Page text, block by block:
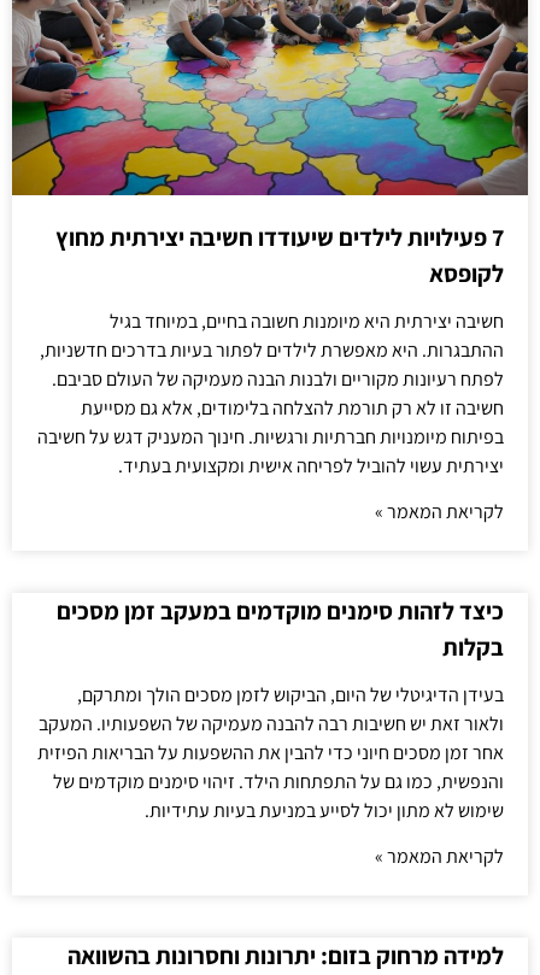
7 פעילויות לילדים שיעודדו חשיבה יצירתית מחוץ
לקופסא
חשיבה יצירתית היא מיומנות חשובה בחיים, במיוחד בגיל
ההתבגרות. היא מאפשרת לילדים לפתור בעיות בדרכים חדשניות,
לפתח רעיונות מקוריים ולבנות הבנה מעמיקה של העולם סביבם.
חשיבה זו לא רק תורמת להצלחה בלימודים, אלא גם מסייעת
בפיתוח מיומנויות חברתיות ורגשיות. חינוך המעניק דגש על חשיבה
יצירתית עשוי להוביל לפריחה אישית ומקצועית בעתיד.
לקריאת המאמר »
כיצד לזהות סימנים מוקדמים במעקב זמן מסכים
בקלות
בעידן הדיגיטלי של היום, הביקוש לזמן מסכים הולך ומתרקם,
ולאור זאת יש חשיבות רבה להבנה מעמיקה של השפעותיו. המעקב
אחר זמן מסכים חיוני כדי להבין את ההשפעות על הבריאות הפיזית
והנפשית, כמו גם על התפתחות הילד. זיהוי סימנים מוקדמים של
שימוש לא מתון יכול לסייע במניעת בעיות עתידיות.
לקריאת המאמר »
למידה מרחוק בזום: יתרונות וחסרונות בהשוואה